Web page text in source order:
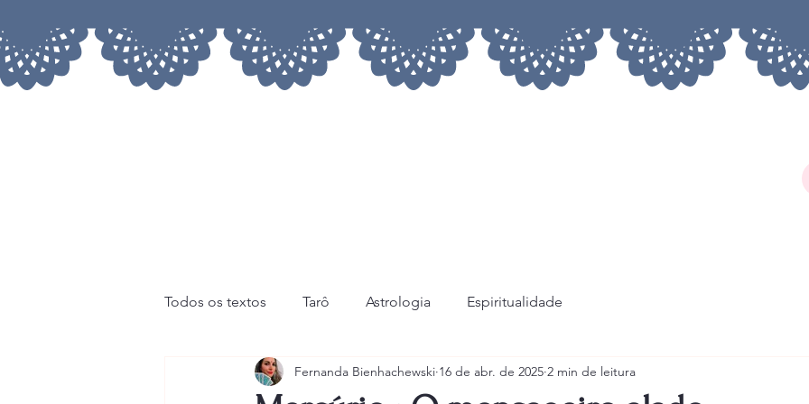
Todos os textos Tarô Astrologia Espiritualidade
Fernanda Bienhachewski 16 de abr. de 2025 2 min de leitura